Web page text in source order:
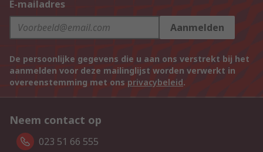
E-mailadres
Aanmelden
De persoonlijke gegevens die u aan ons verstrekt bij het
aanmelden voor deze mailinglijst worden verwerkt in
overeenstemming met ons privacybeleid.
Neem contact op
023 51 66 555